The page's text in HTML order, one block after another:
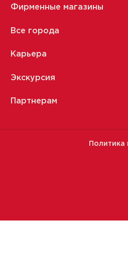
Фирменные магазины
Все города
Карьера
Экскурсия
Партнерам
Политика